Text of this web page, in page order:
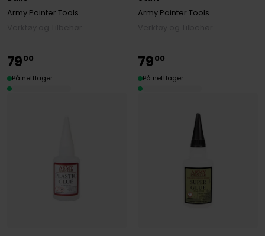
Army Painter Tools
Army Painter Tools
7900
På nettlager
7900
På nettlager